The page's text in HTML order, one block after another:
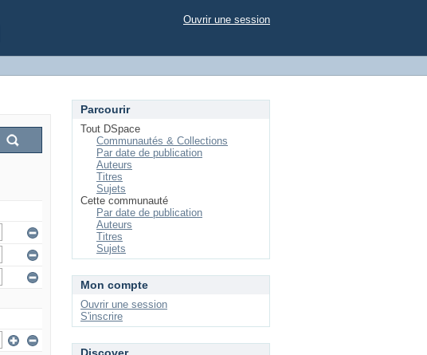
Ouvrir une session
Parcourir
Tout DSpace
Communautés & Collections
Par date de publication
Auteurs
Titres
Sujets
Cette communauté
Par date de publication
Auteurs
Titres
Sujets
Mon compte
Ouvrir une session
S'inscrire